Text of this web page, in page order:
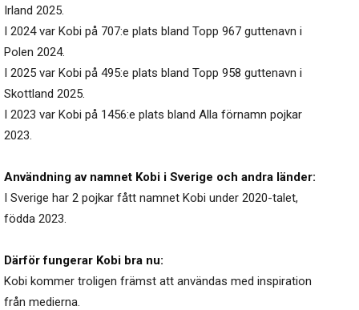
Irland 2025.
I 2024 var Kobi på 707:e plats bland Topp 967 guttenavn i
Polen 2024.
I 2025 var Kobi på 495:e plats bland Topp 958 guttenavn i
Skottland 2025.
I 2023 var Kobi på 1456:e plats bland Alla förnamn pojkar
2023.
Användning av namnet Kobi i Sverige och andra länder:
I Sverige har 2 pojkar fått namnet Kobi under 2020-talet,
födda 2023.
Därför fungerar Kobi bra nu:
Kobi kommer troligen främst att användas med inspiration
från medierna.